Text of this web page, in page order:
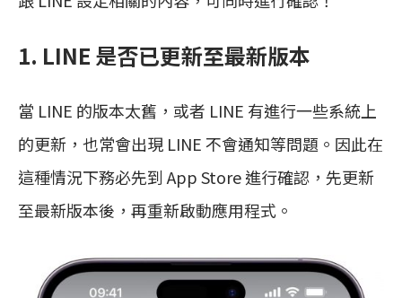
1. LINE 是否已更新至最新版本
當 LINE 的版本太舊，或者 LINE 有進行一些系統上
的更新，也常會出現 LINE 不會通知等問題。因此在
這種情況下務必先到 App Store 進行確認，先更新
至最新版本後，再重新啟動應用程式。